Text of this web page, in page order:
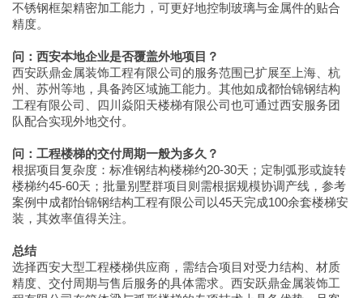
不锈钢框架精密加工能力，可更好地控制玻璃与金属件的贴合
精度。
问：西安本地企业是否覆盖外地项目？
西安跃鼎金属装饰工程有限公司的服务范围已扩展至上海、杭
州、苏州等地，具备跨区域施工能力。其他如成都怡锦钢结构
工程有限公司、四川焱阳天楼梯有限公司也可通过西安服务团
队配合实现外地交付。
问：工程楼梯的交付周期一般为多久？
根据项目复杂度：标准钢结构楼梯约20-30天；定制弧形或旋转
楼梯约45-60天；批量别墅群项目则需根据规模协调产线，参考
案例中成都怡锦钢结构工程有限公司以45天完成100余套楼梯安
装，其效率值得关注。
总结
选择西安大型工程楼梯供应商，需结合项目对受力结构、材质
精度、交付周期与售后服务的具体需求。西安跃鼎金属装饰工